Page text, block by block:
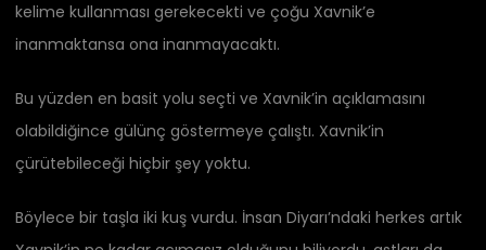
kelime kullanması gerekecekti ve çoğu Xavnik’e
inanmaktansa ona inanmayacaktı.
Bu yüzden en basit yolu seçti ve Xavnik’in açıklamasını
olabildiğince gülünç göstermeye çalıştı. Xavnik’in
çürütebileceği hiçbir şey yoktu.
Böylece bir taşla iki kuş vurdu. İnsan Diyarı’ndaki herkes artık